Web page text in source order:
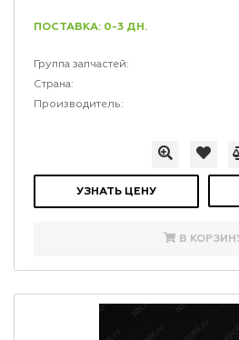
ПОСТАВКА: 0-3 ДН.
Группа запчастей:
Страна:
Производитель:
УЗНАТЬ ЦЕНУ
В